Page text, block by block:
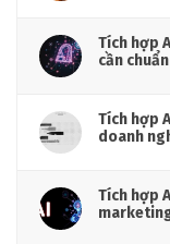
Tích hợp
cần
Tích hợp
doanh
Tích hợp